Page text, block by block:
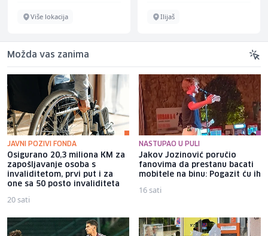
Više lokacija Ilijaš
Možda vas zanima
JAVNI POZIVI FONDA
Osigurano 20,3 miliona KM za
zapošljavanje osoba s
invaliditetom, prvi put i za
one sa 50 posto invaliditeta
20 sati
NASTUPAO U PULI
Jakov Jozinović poručio
fanovima da prestanu bacati
mobitele na binu: Pogazit ću ih
16 sati